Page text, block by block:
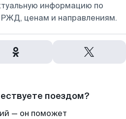
информацию по
ценам и направлениям.
поездом?
— он поможет